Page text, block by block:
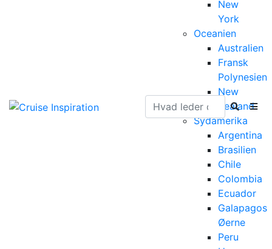
New
York
Oceanien
Australien
Fransk
Polynesien
New
Zealand
Sydamerika
Argentina
Brasilien
Chile
Colombia
Ecuador
Galapagos
Øerne
Peru